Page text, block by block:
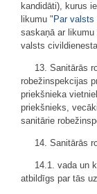
kandidāti), kurus
likumu " Par
saskaņā ar
valsts
13. Sanitārās
robežinspekcijas
priekšnieka
priekšnieks,
sanitārie
14. Sanitārās
14.1. vada un
atbildīgs par tās